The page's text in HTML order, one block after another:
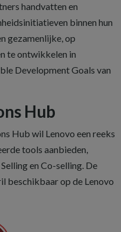
handvatten en
binnen hun
gezamenlijke, op
te ontwikkelen in
Development Goals van
Hub
Hub wil Lenovo een reeks
tools aanbieden,
en Co-selling. De
beschikbaar op de Lenovo